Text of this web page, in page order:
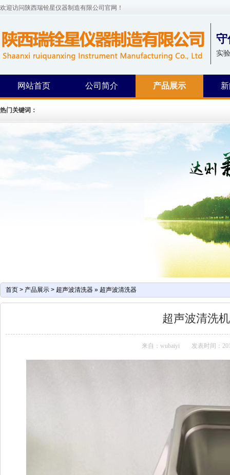
欢迎访问陕西瑞铨星仪器制造有限公司官网！
守
实
网站首页 公司简介 产品展示
热门关键词：
首页 > 产品展示 > 超声波清洗器 » 超声波清洗器
超声波清洗
来自：wubaiyi 发表时间：